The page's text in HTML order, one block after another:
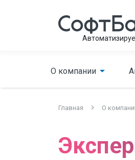
О компании
Главная О